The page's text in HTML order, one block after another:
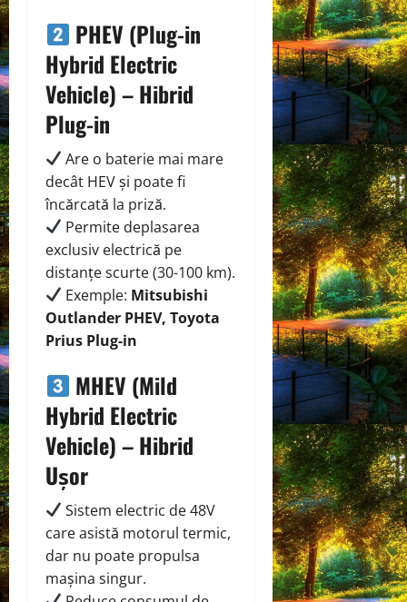
PHEV (Plug-in
Hybrid Electric
Vehicle) – Hibrid
Plug-in
Are o baterie mai mare
decât HEV și poate fi
încărcată la priză.
Permite deplasarea
exclusiv electrică pe
distanțe scurte (30-100 km).
Exemple: Mitsubishi
Outlander PHEV, Toyota
Prius Plug-in
MHEV (Mild
Hybrid Electric
Vehicle) – Hibrid
Ușor
Sistem electric de 48V
care asistă motorul termic,
dar nu poate propulsa
mașina singur.